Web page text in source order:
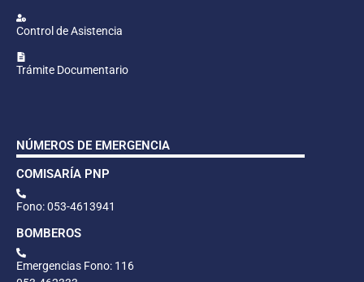
Control de Asistencia
Trámite Documentario
NÚMEROS DE EMERGENCIA
COMISARÍA PNP
Fono: 053-4613941
BOMBEROS
Emergencias Fono: 116